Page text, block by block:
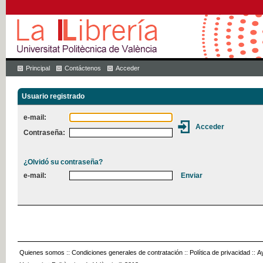
Principal Contáctenos Acceder
Usuario registrado
e-mail:
Contraseña:
¿Olvidó su contraseña?
e-mail:
Quienes somos :: Condiciones generales de contratación :: Política de privacidad ::